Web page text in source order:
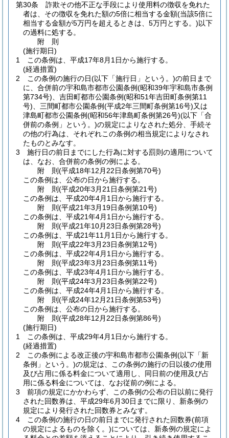
第30条
詐欺その他不正な手段により使用料の徴収を免れた
者は、その徴収を免れた額の5倍に相当する金額(当該5倍に
相当する金額が5万円を超えるときは、5万円とする。)以下
の過料に処する。
附 則
(施行期日)
1
この条例は、平成17年8月1日から施行する。
(経過措置)
2
この条例の施行の日(以下「施行日」という。)の前日まで
に、合併前の宇和島市都市公園条例(昭和39年宇和島市条例
第734号) 、吉田町都市公園条例(昭和51年吉田町条例第11
号) 、三間町都市公園条例(平成2年三間町条例第16号)又は
津島町都市公園条例(昭和56年津島町条例第26号)(以下「合
併前の条例」という。)の規定によりなされた処分、手続そ
の他の行為は、それぞれこの条例の相当規定によりなされ
たものとみなす。
3
施行日の前日までにした行為に対する罰則の適用について
は、なお、合併前の条例の例による。
附 則(平成18年12月22日条例第70号)
この条例は、公布の日から施行する。
附 則(平成20年3月21日条例第21号)
この条例は、平成20年4月1日から施行する。
附 則(平成21年3月19日条例第10号)
この条例は、平成21年4月1日から施行する。
附 則(平成21年10月23日条例第28号)
この条例は、平成21年11月1日から施行する。
附 則(平成22年3月23日条例第12号)
この条例は、平成22年4月1日から施行する。
附 則(平成23年3月23日条例第11号)
この条例は、平成23年4月1日から施行する。
附 則(平成24年3月23日条例第22号)
この条例は、平成24年4月1日から施行する。
附 則(平成24年12月21日条例第53号)
この条例は、公布の日から施行する。
附 則(平成28年12月22日条例第86号)
(施行期日)
1
この条例は、平成29年4月1日から施行する。
(経過措置)
2
この条例による改正後の宇和島市都市公園条例(以下「新
条例」という。)の規定は、この条例の施行の日以後の使用
及び占用に係る料金について適用し、同日前の使用及び占
用に係る料金については、なお従前の例による。
3
前項の規定にかかわらず、この条例の公布の日以前に発行
された回数券は、平成29年6月30日までに限り、新条例の
規定により発行された回数券とみなす。
4
この条例の施行の日の前日までに発行された回数券(前項
の規定によるものを除く。)については、新条例の規定によ